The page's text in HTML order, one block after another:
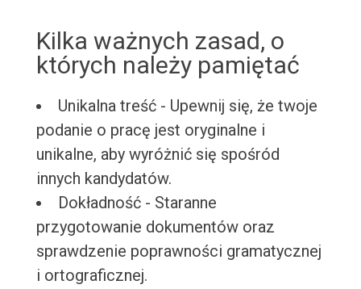
Kilka ważnych zasad, o
których należy pamiętać
Unikalna treść - Upewnij się, że twoje
podanie o pracę jest oryginalne i
unikalne, aby wyróżnić się spośród
innych kandydatów.
Dokładność - Staranne
przygotowanie dokumentów oraz
sprawdzenie poprawności gramatycznej
i ortograficznej.